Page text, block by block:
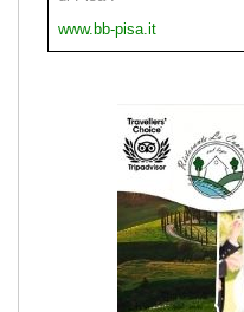
www.bb-pisa.it